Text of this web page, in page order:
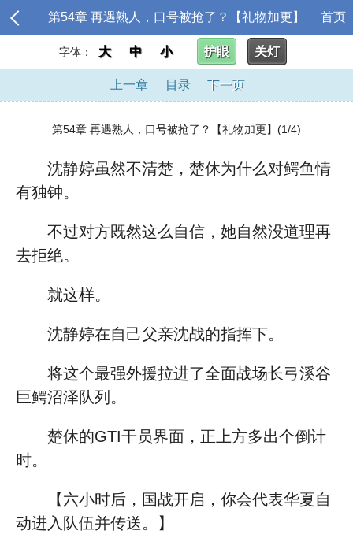
第54章 再遇熟人，口号被抢了？【礼物加更】 首页
字体： 大 中 小 护眼 关灯
上一章 目录 下一页
第54章 再遇熟人，口号被抢了？【礼物加更】(1/4)
沈静婷虽然不清楚，楚休为什么对鳄鱼情
有独钟。
不过对方既然这么自信，她自然没道理再
去拒绝。
就这样。
沈静婷在自己父亲沈战的指挥下。
将这个最强外援拉进了全面战场长弓溪谷
巨鳄沼泽队列。
楚休的GTI干员界面，正上方多出个倒计
时。
【六小时后，国战开启，你会代表华夏自
动进入队伍并传送。】